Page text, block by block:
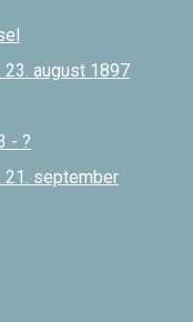
23. august 1897
- ?
21. september